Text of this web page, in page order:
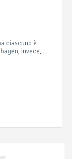
ciascuno è
invece,...